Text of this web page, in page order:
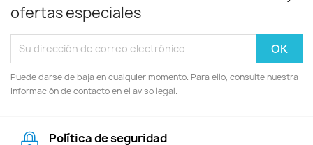
ofertas especiales
Puede darse de baja en cualquier momento. Para ello, consulte nuestra
información de contacto en el aviso legal.
Política de seguridad